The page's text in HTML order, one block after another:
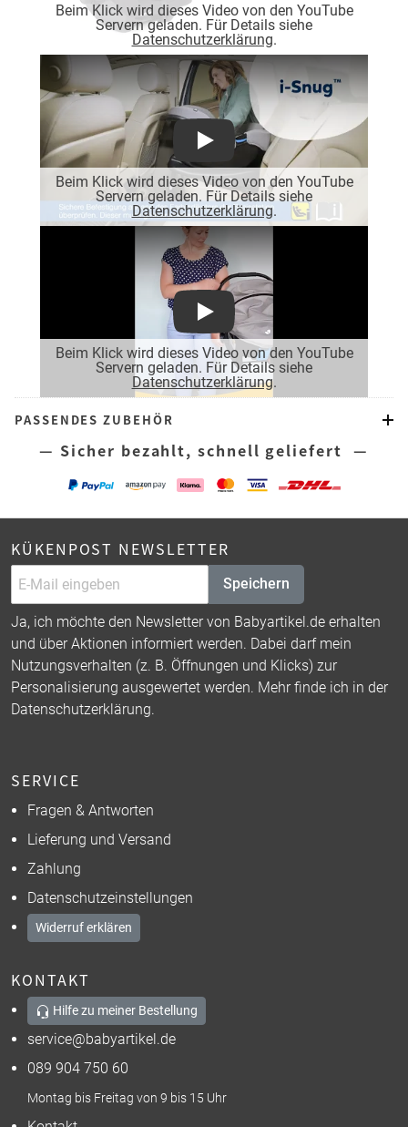
Beim Klick wird dieses Video von den YouTube
Servern geladen. Für Details siehe
Datenschutzerklärung.
Beim Klick wird dieses Video von den YouTube
Servern geladen. Für Details siehe
Datenschutzerklärung.
Play
Beim Klick wird dieses Video von den YouTube
Servern geladen. Für Details siehe
Datenschutzerklärung.
Play
PASSENDES ZUBEHÖR
— Sicher bezahlt, schnell geliefert —
KÜKENPOST NEWSLETTER
Speichern
Ja, ich möchte den Newsletter von Babyartikel.de erhalten
und über Aktionen informiert werden. Dabei darf mein
Nutzungsverhalten (z. B. Öffnungen und Klicks) zur
Personalisierung ausgewertet werden. Mehr finde ich in der
Datenschutzerklärung.
SERVICE
Fragen & Antworten
Lieferung und Versand
Zahlung
Datenschutzeinstellungen
Widerruf erklären
KONTAKT
Hilfe zu meiner Bestellung
service@babyartikel.de
089 904 750 60
Montag bis Freitag von 9 bis 15 Uhr